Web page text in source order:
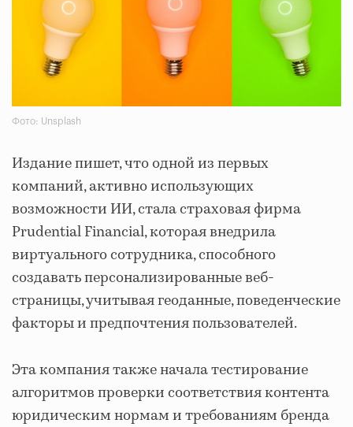
Фото: Unsplash
Издание пишет, что одной из первых
компаний, активно использующих
возможности ИИ, стала страховая фирма
Prudential Financial, которая внедрила
виртуального сотрудника, способного
создавать персонализированные веб-
страницы, учитывая геоданные, поведенческие
факторы и предпочтения пользователей.
Эта компания также начала тестирование
алгоритмов проверки соответствия контента
юридическим нормам и требованиям бренда